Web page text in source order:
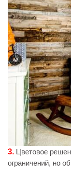
3. Цветовое
ограничений, но